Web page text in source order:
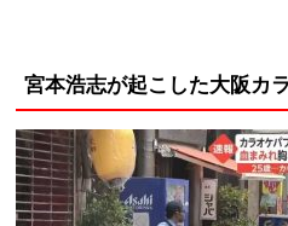
宮本浩志が起こした大阪カ